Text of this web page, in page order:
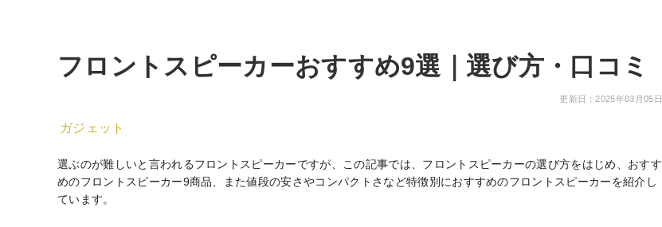
フロントスピーカーおすすめ9選｜選び方・口コミ
更新日：2025年03月05日
ガジェット
選ぶのが難しいと言われるフロントスピーカーですが、この記事では、フロントスピーカーの選び方をはじめ、おすす
めのフロントスピーカー9商品、また値段の安さやコンパクトさなど特徴別におすすめのフロントスピーカーを紹介し
ています。